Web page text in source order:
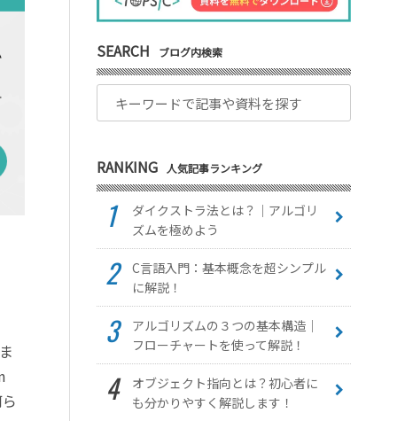
SEARCH ブログ内検索
RANKING 人気記事ランキング
ダイクストラ法とは？｜アルゴリ
ズムを極めよう
C言語入門：基本概念を超シンプル
に解説！
アルゴリズムの３つの基本構造｜
フローチャートを使って解説！
オブジェクト指向とは？初心者に
も分かりやすく解説します！